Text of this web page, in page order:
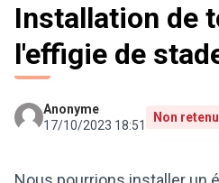
Installation de
l'effigie de
Anonyme
17/10/2023 18:51
Non